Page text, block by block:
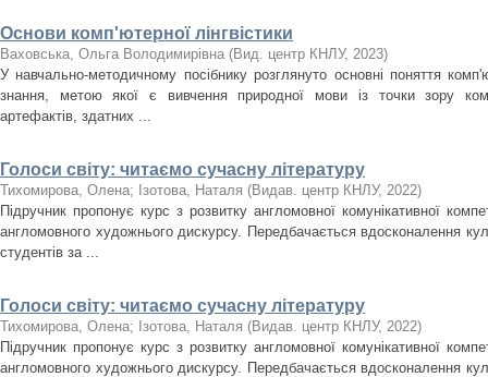
Основи комп'ютерної лінгвістики
Ваховська, Ольга Володимирівна (Вид. центр КНЛУ, 2023)
У навчально-методичному посібнику розглянуто основні поняття
знання, метою якої є вивчення природної мови із точки зору
артефактів, здатних ...
Голоси світу: читаємо сучасну літературу
Тихомирова, Олена; Ізотова, Наталя (Видав. центр КНЛУ, 2022)
Підручник пропонує курс з розвитку англомовної комунікативної
англомовного художнього дискурсу. Передбачається вдосконалення
студентів за ...
Голоси світу: читаємо сучасну літературу
Тихомирова, Олена; Ізотова, Наталя (Видав. центр КНЛУ, 2022)
Підручник пропонує курс з розвитку англомовної комунікативної
англомовного художнього дискурсу. Передбачається вдосконалення